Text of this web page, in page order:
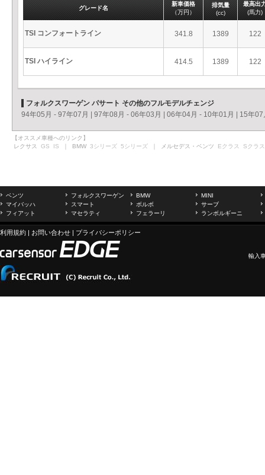
グレード名
新車価格
（万円）
排気量
(cc)
最高出
(馬力)
TSI コンフォートライン 341.8 1389 122
TSI ハイライン 414.5 1389 122
フォルクスワーゲン パサート その他のフルモデルチェンジ
94年05月 - 97年07月
97年08月 - 06年03月 06年04月 - 10年01月 15年07
【オススメ車種へのリンク】
レクサス GS IS ｜ BMW 3シリーズ 5シリーズ ｜ メルセデス・ベンツ Eクラス Sクラス
ベンツ フォルクスワーゲン BMW
MINI
マイバッハ
スマート ボルボ
サーブ
フィアット
マセラティ フェラーリ ランボルギーニ
利用規約 | お問い合わせ | プライバシーポリシー
輸入